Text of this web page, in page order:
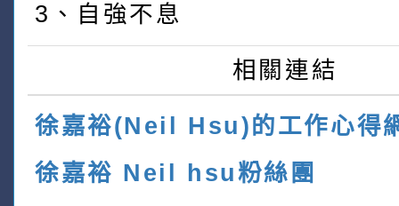
3、自強不息
相關連結
徐嘉裕(Neil Hsu)的工作心得
徐嘉裕 Neil hsu粉絲團